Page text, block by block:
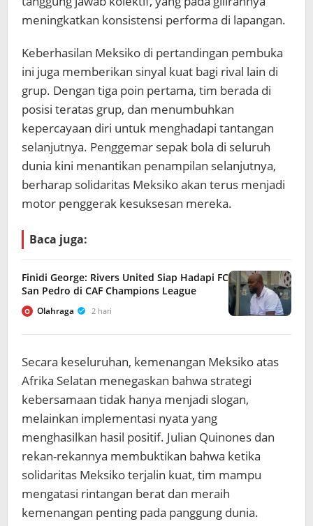
meningkatkan konsistensi performa di lapangan.
Keberhasilan Meksiko di pertandingan pembuka
ini juga memberikan sinyal kuat bagi rival lain di
grup. Dengan tiga poin pertama, tim berada di
posisi teratas grup, dan menumbuhkan
kepercayaan diri untuk menghadapi tantangan
selanjutnya. Penggemar sepak bola di seluruh
dunia kini menantikan penampilan selanjutnya,
berharap solidaritas Meksiko akan terus menjadi
motor penggerak kesuksesan mereka.
Baca juga:
Finidi George: Rivers United Siap Hadapi FC
San Pedro di CAF Champions League
O Olahraga 2 hari
Secara keseluruhan, kemenangan Meksiko atas
Afrika Selatan menegaskan bahwa strategi
kebersamaan tidak hanya menjadi slogan,
melainkan implementasi nyata yang
menghasilkan hasil positif. Julian Quinones dan
rekan-rekannya membuktikan bahwa ketika
solidaritas Meksiko terjalin kuat, tim mampu
mengatasi rintangan berat dan meraih
kemenangan penting pada panggung dunia.